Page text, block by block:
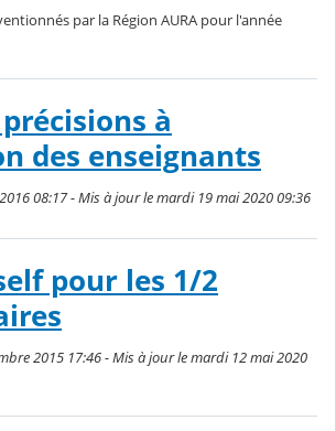
par la Région AURA pour l'année
à
des enseignants
08:17 - Mis à jour le mardi 19 mai 2020 09:36
pour les 1/2
2015 17:46 - Mis à jour le mardi 12 mai 2020